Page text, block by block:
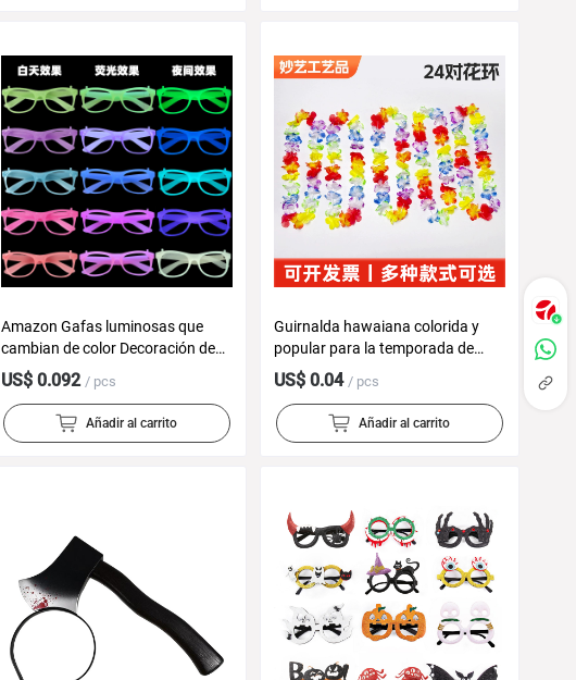
Amazon Gafas luminosas que
cambian de color Decoración de
fiesta fluorescente Accesorios
fotográficos luminosos Tema de
neón Marco de gafas de luz fría
US$ 0.092 / pcs
Añadir al carrito
Guirnalda hawaiana colorida y
popular para la temporada de
graduación, guirnalda hawaiana
para el cuello
US$ 0.04 / pcs
Añadir al carrito